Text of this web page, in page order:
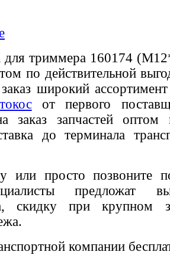
для триммера 160174
по действительной
широкий
от первого
заказ запчастей
до терминала
или просто позвоните
предложат
скидку при крупном
компании